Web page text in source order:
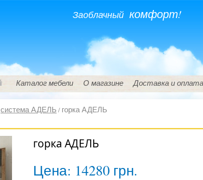
Заоблачный комфорт!
Каталог мебели О магазине Доставка и оплата
система АДЕЛЬ / горка АДЕЛЬ
горка АДЕЛЬ
Цена: 14280 грн.